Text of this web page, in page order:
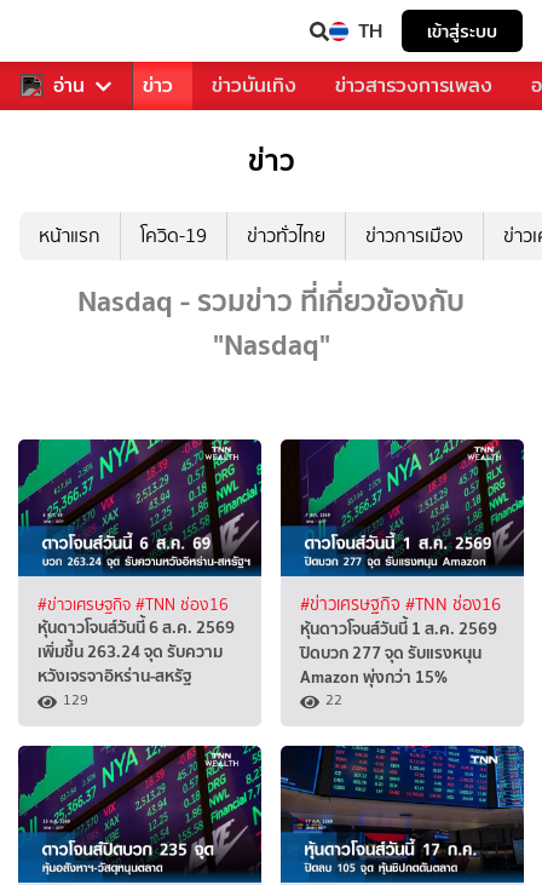
TH เข้าสู่ระบบ
อ่าน
คุณ กีฬา ข่าว ข่าวบันเทิง ข่าวสารวงการเพลง
ข่าว
หน้าแรก โควิด-19 ข่าวทั่วไทย ข่าวการเมือง ข่าว
Nasdaq - รวมข่าว ที่เกี่ยวข้องกับ
"Nasdaq"
#ข่าวเศรษฐกิจ #TNN ช่อง16
หุ้นดาวโจนส์วันนี้ 6 ส.ค. 2569
เพิ่มขึ้น 263.24 จุด รับความ
หวังเจรจาอิหร่าน-สหรัฐ
129
#ข่าวเศรษฐกิจ #TNN ช่อง16
หุ้นดาวโจนส์วันนี้ 1 ส.ค. 2569
ปิดบวก 277 จุด รับแรงหนุน
Amazon พุ่งกว่า 15%
22